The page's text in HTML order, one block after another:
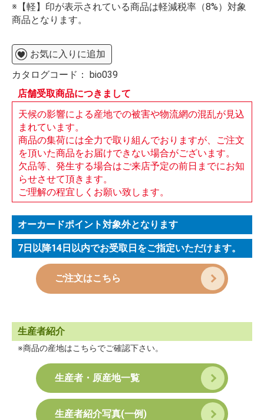
※【軽】印が表示されている商品は軽減税率（8%）対象
商品となります。
お気に入りに追加
カタログコード： bio039
店舗受取商品につきまして
天候の影響による産地での被害や物流網の混乱が見込
まれています。
商品の集荷には全力で取り組んでおりますが、ご注文
を頂いた商品をお届けできない場合がございます。
欠品等、発生する場合はご来店予定の前日までにお知
らせさせて頂きます。
ご理解の程宜しくお願い致します。
オーカードポイント対象外となります
7日以降14日以内でお受取日をご指定いただけます。
ご注文はこちら
生産者紹介
※商品の産地はこちらでご確認下さい。
生産者・原産地一覧
生産者紹介写真(一例)